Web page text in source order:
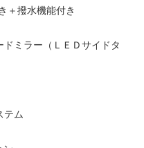
＋撥水機能付き
ミラー（ＬＥＤサイドタ
テム